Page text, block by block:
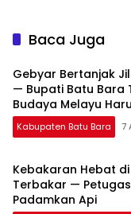
Baca Juga
Gebyar Bertanjak
— Bupati Batu Bara
Budaya Melayu
Kabupaten Batu Bara 7
Kebakaran Hebat
Terbakar —
Padamkan Api